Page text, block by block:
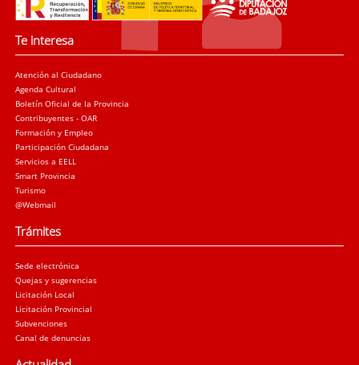
Te interesa
Atención al Ciudadano
Agenda Cultural
Boletín Oficial de la Provincia
Contribuyentes - OAR
Formación y Empleo
Participación Ciudadana
Servicios a EELL
Smart Provincia
Turismo
@Webmail
Trámites
Sede electrónica
Quejas y sugerencias
Licitación Local
Licitación Provincial
Subvenciones
Canal de denuncias